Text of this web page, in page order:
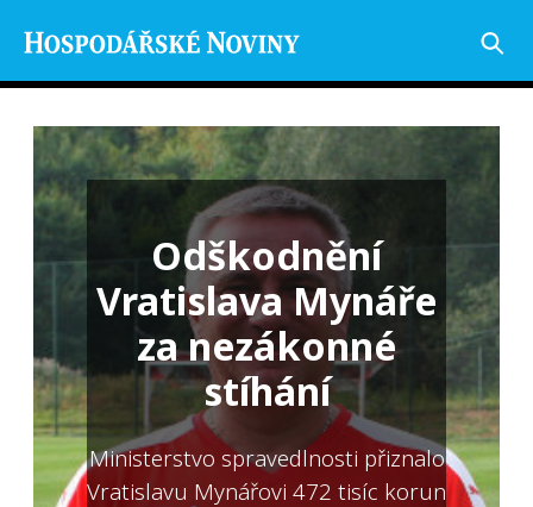
Odškodnění
Vratislava Mynáře
za nezákonné
stíhání
Ministerstvo spravedlnosti přiznalo
Vratislavu Mynářovi 472 tisíc korun